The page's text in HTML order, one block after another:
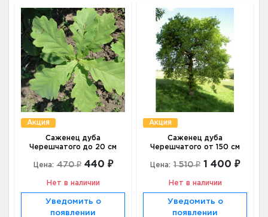
Акция
Саженец дуба
Черешчатого до 20 см
Цена: 470 ₽ 440 ₽
Нет в наличии
Уведомить о
появлении
Акция
Саженец дуба
Черешчатого от 150 см
Цена: 1 510 ₽ 1 400 ₽
Нет в наличии
Уведомить о
появлении